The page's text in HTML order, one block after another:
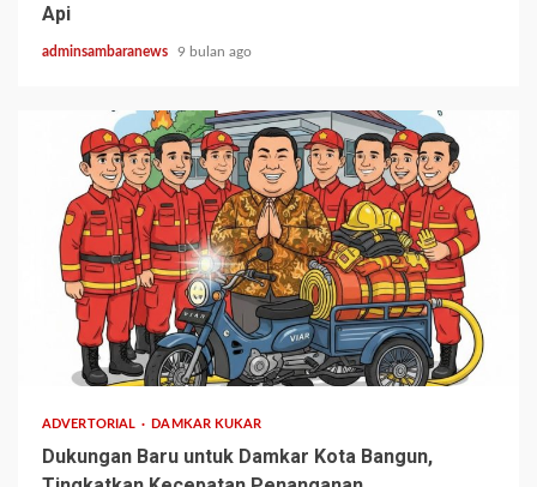
Api
adminsambaranews 9 bulan ago
1 min read
ADVERTORIAL DAMKAR KUKAR
Dukungan Baru untuk Damkar Kota Bangun,